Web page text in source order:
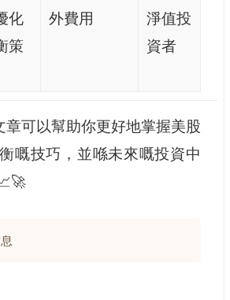
化
策
外費用
淨值投
資者
章可以幫助你更好地掌握美股
嘅技巧，並喺未來嘅投資中